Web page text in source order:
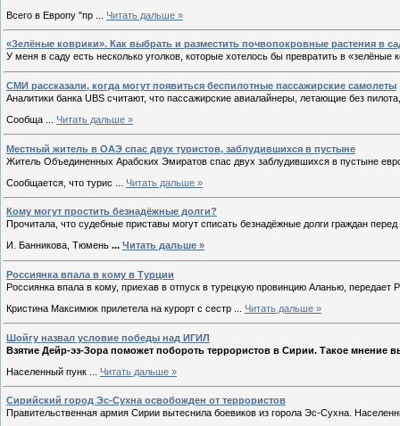
Всего в Европу "пр
Читать дальше »
«Зелёные коврики». Как выбрать и разместить почвопокровные растения в
У меня в саду есть несколько уголков, которые хотелось бы превратить в
СМИ рассказали, когда могут появиться беспилотные пассажирские самолеты
Аналитики банка UBS считают, что пассажирские авиалайнеры, летающие без
Сообща
Читать дальше »
Местный житель в ОАЭ спас двух туристов, заблудившихся в пустыне
Житель Объединенных Арабских Эмиратов спас двух заблудившихся в пустыне
Сообщается, что турис
Читать дальше »
Кому могут простить безнадёжные долги?
Прочитала, что судебные приставы могут списать безнадёжные долги граждан
И. Банникова, Тюмень ... Читать дальше »
Россиянка впала в кому в Турции
Россиянка впала в кому, приехав в отпуск в турецкую провинцию Аланью, передает
Кристина Максимюк прилетела на курорт с сестр
Читать дальше »
Шойгу назвал условие победы над ИГИЛ
Взятие Дейр-эз-Зора поможет побороть террористов в Сирии. Такое мнение
Населенный пунк
Читать дальше »
Сирийский город Эс-Сухна освобожден от террористов
Правительственная армия Сирии вытеснила боевиков из горола Эс-Сухна.